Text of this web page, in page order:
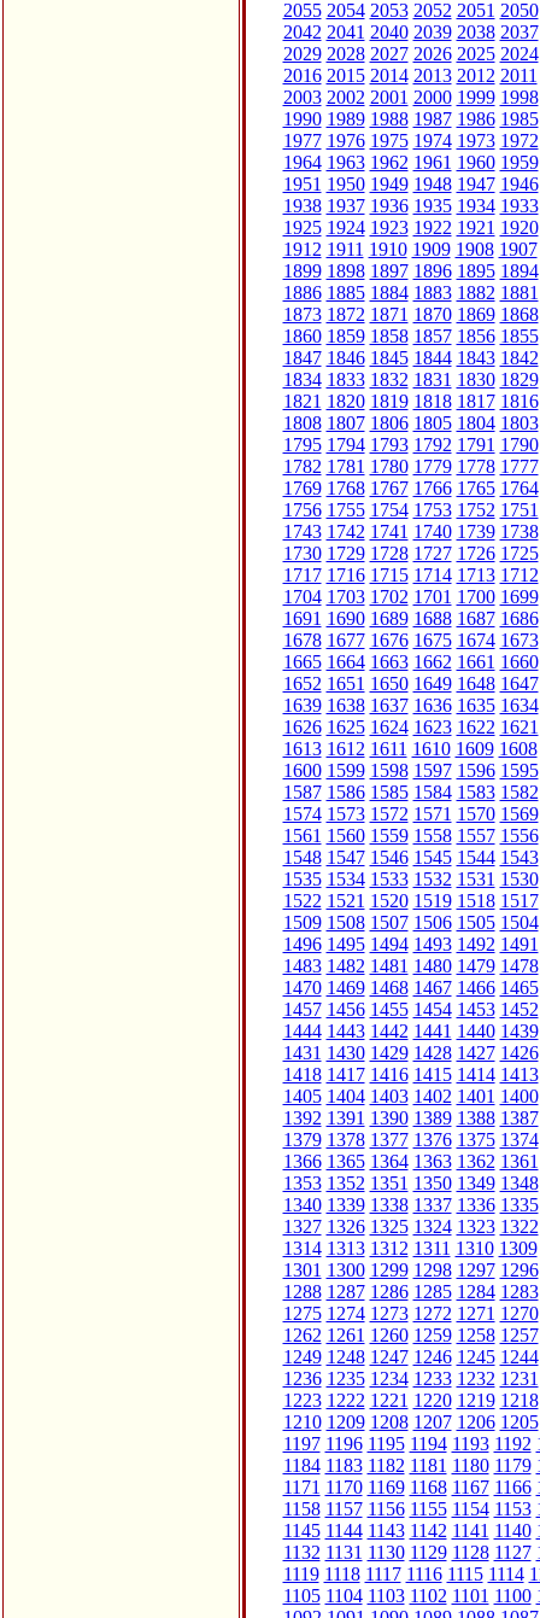
2055 2054 2053 2052 2051 2050
2042 2041 2040 2039 2038 2037
2029 2028 2027 2026 2025 2024
2016 2015 2014 2013 2012 2011
2003 2002 2001 2000 1999 1998
1990 1989 1988 1987 1986 1985
1977 1976 1975 1974 1973 1972
1964 1963 1962 1961 1960 1959
1951 1950 1949 1948 1947 1946
1938 1937 1936 1935 1934 1933
1925 1924 1923 1922 1921 1920
1912 1911 1910 1909 1908 1907
1899 1898 1897 1896 1895 1894
1886 1885 1884 1883 1882 1881
1873 1872 1871 1870 1869 1868
1860 1859 1858 1857 1856 1855
1847 1846 1845 1844 1843 1842
1834 1833 1832 1831 1830 1829
1821 1820 1819 1818 1817 1816
1808 1807 1806 1805 1804 1803
1795 1794 1793 1792 1791 1790
1782 1781 1780 1779 1778 1777
1769 1768 1767 1766 1765 1764
1756 1755 1754 1753 1752 1751
1743 1742 1741 1740 1739 1738
1730 1729 1728 1727 1726 1725
1717 1716 1715 1714 1713 1712
1704 1703 1702 1701 1700 1699
1691 1690 1689 1688 1687 1686
1678 1677 1676 1675 1674 1673
1665 1664 1663 1662 1661 1660
1652 1651 1650 1649 1648 1647
1639 1638 1637 1636 1635 1634
1626 1625 1624 1623 1622 1621
1613 1612 1611 1610 1609 1608
1600 1599 1598 1597 1596 1595
1587 1586 1585 1584 1583 1582
1574 1573 1572 1571 1570 1569
1561 1560 1559 1558 1557 1556
1548 1547 1546 1545 1544 1543
1535 1534 1533 1532 1531 1530
1522 1521 1520 1519 1518 1517
1509 1508 1507 1506 1505 1504
1496 1495 1494 1493 1492 1491
1483 1482 1481 1480 1479 1478
1470 1469 1468 1467 1466 1465
1457 1456 1455 1454 1453 1452
1444 1443 1442 1441 1440 1439
1431 1430 1429 1428 1427 1426
1418 1417 1416 1415 1414 1413
1405 1404 1403 1402 1401 1400
1392 1391 1390 1389 1388 1387
1379 1378 1377 1376 1375 1374
1366 1365 1364 1363 1362 1361
1353 1352 1351 1350 1349 1348
1340 1339 1338 1337 1336 1335
1327 1326 1325 1324 1323 1322
1314 1313 1312 1311 1310 1309
1301 1300 1299 1298 1297 1296
1288 1287 1286 1285 1284 1283
1275 1274 1273 1272 1271 1270
1262 1261 1260 1259 1258 1257
1249 1248 1247 1246 1245 1244
1236 1235 1234 1233 1232 1231
1223 1222 1221 1220 1219 1218
1210 1209 1208 1207 1206 1205
1197 1196 1195 1194 1193 1192
1184 1183 1182 1181 1180 1179
1171 1170 1169 1168 1167 1166
1158 1157 1156 1155 1154 1153
1145 1144 1143 1142 1141 1140
1132 1131 1130 1129 1128 1127
1119 1118 1117 1116 1115 1114
1105 1104 1103 1102 1101 1100